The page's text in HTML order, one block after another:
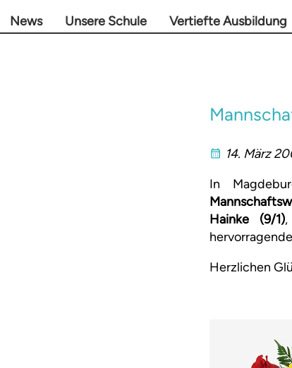
News Unsere Schule Vertiefte Ausbildung
14. März
In
Hainke (9/1),
Herzlichen